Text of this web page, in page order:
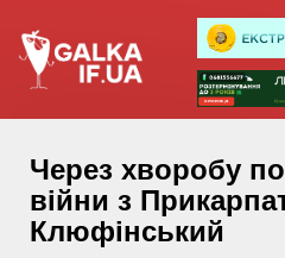
Через хворобу
війни з
Клюфінський